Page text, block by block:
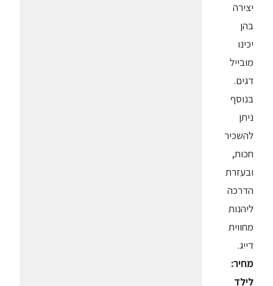
יצירה
בהן
יכינו
מובייל
דגים.
בנוסף
ניתן
להשכיר
חכות,
ובעזרת
הדרכה
ליהנות
מחווית
דייג.
מחיר:
לילד